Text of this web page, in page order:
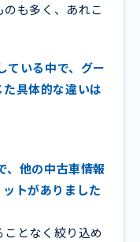
も多く、あれこ
ている中で、グー
具体的な違いは
、他の中古車情報
トがありました
となく絞り込め